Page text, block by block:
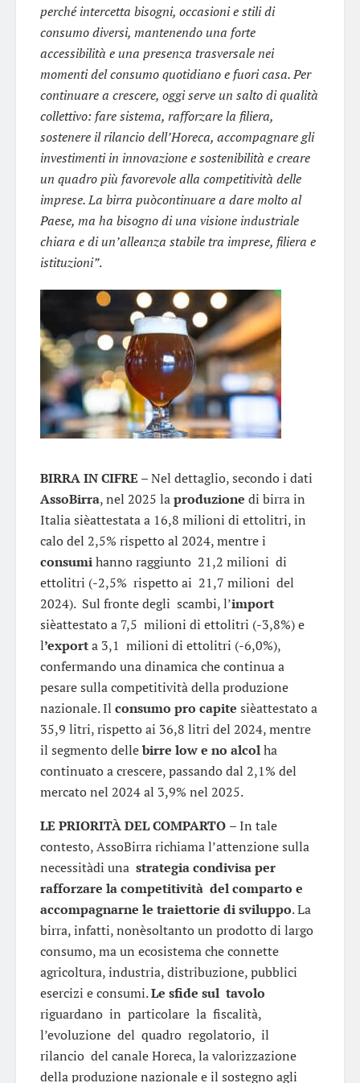
perché intercetta bisogni, occasioni e stili di
consumo diversi, mantenendo una forte
accessibilità e una presenza trasversale nei
momenti del consumo quotidiano e fuori casa. Per
continuare a crescere, oggi serve un salto di qualità
collettivo: fare sistema, rafforzare la filiera,
sostenere il rilancio dell’Horeca, accompagnare gli
investimenti in innovazione e sostenibilità e creare
un quadro più favorevole alla competitività delle
imprese. La birra puòcontinuare a dare molto al
Paese, ma ha bisogno di una visione industriale
chiara e di un’alleanza stabile tra imprese, filiera e
istituzioni”.
BIRRAIN CIFRE –Nel dettaglio, secondo i dati
AssoBirra, nel 2025 laproduzione di birra in
Italia sièattestata a 16,8 milioni di ettolitri, in
calo del 2,5% rispetto al 2024, mentre i
consumihanno raggiunto 21,2 milioni di
ettolitri (-2,5% rispetto ai 21,7 milioni del
2024). Sul fronte degli scambi, l’import
sièattestato a 7,5 milioni di ettolitri (-3,8%) e
l’exporta 3,1 milioni di ettolitri (-6,0%),
confermando una dinamica che continua a
pesare sulla competitività della produzione
nazionale. Il consumo pro capite sièattestato a
35,9 litri, rispetto ai 36,8 litri del 2024, mentre
il segmento dellebirre low e no alcolha
continuato a crescere, passando dal 2,1% del
mercato nel 2024 al 3,9% nel 2025.
LE PRIORITÀ DEL COMPARTO – In tale
contesto, AssoBirra richiama l’attenzione sulla
necessitàdi una strategia condivisa per
rafforzare la competitività del comparto e
accompagnarne le traiettorie di sviluppo. La
birra, infatti, nonèsoltanto un prodotto di largo
consumo, ma un ecosistema che connette
agricoltura, industria, distribuzione, pubblici
esercizi e consumi.Le sfide sul tavolo
riguardano in particolare la fiscalità,
l’evoluzione del quadro regolatorio, il
rilancio del canale Horeca, la valorizzazione
della produzione nazionale e il sostegno agli